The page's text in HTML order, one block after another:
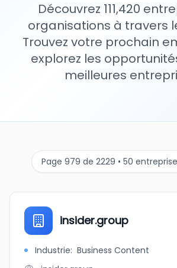
Découvrez 111,420
organisations à travers
Trouvez votre prochain
explorez les
meilleures
Page 979 de 2229 • 50
insider.group
Industrie: Business Content